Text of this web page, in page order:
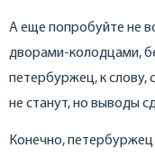
А еще попробуйте не
дворами‑колодцами,
петербуржец, к слову,
не станут, но выводы
Конечно,